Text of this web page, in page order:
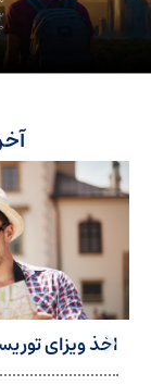
آخرین
توریستی استرالیا